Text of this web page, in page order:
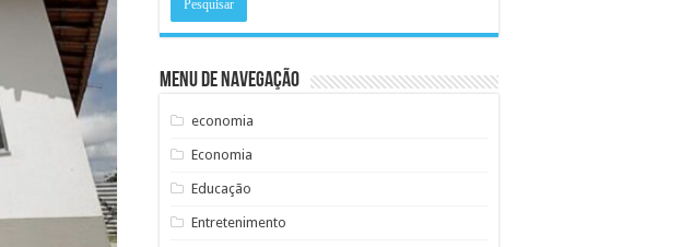
Menu de Navegação
economia
Economia
Educação
Entretenimento